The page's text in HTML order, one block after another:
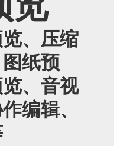
、压缩
纸预
、音视
编辑、